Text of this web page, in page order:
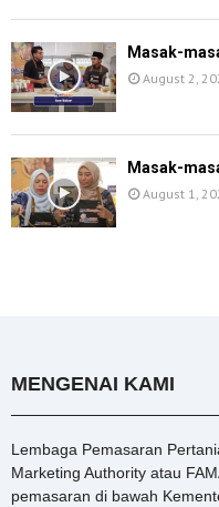
Masak-
August 2,
Masak-
August 1,
MENGENAI KAMI
Lembaga Pemasaran
Marketing Authority atau
pemasaran di bawah